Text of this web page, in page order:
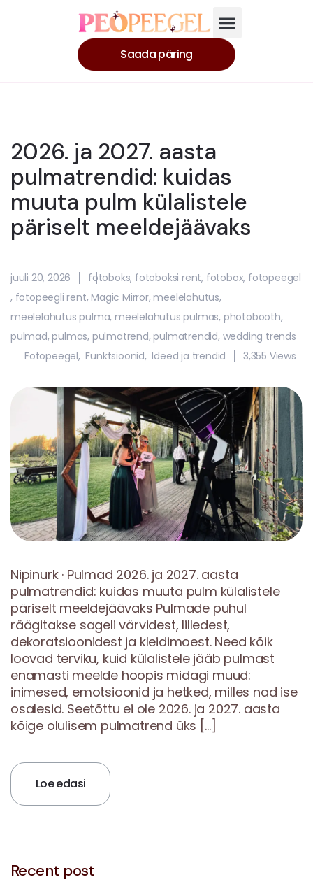
Saada päring
2026. ja 2027. aasta
pulmatrendid: kuidas
muuta pulm külalistele
päriselt meeldejäävaks​
juuli 20, 2026 fotoboks, fotoboksi rent, fotobox, fotopeegel
, fotopeegli rent,Magic Mirror,meelelahutus,
meelelahutus pulma,meelelahutus pulmas, photobooth,
pulmad,pulmas, pulmatrend,pulmatrendid, wedding trends
Fotopeegel,Funktsioonid,Ideed ja trendid 3,355 Views
Nipinurk · Pulmad 2026. ja 2027. aasta
pulmatrendid: kuidas muuta pulm külalistele
päriselt meeldejäävaks Pulmade puhul
räägitakse sageli värvidest, lilledest,
dekoratsioonidest ja kleidimoest. Need kõik
loovad terviku, kuid külalistele jääb pulmast
enamasti meelde hoopis midagi muud:
inimesed, emotsioonid ja hetked, milles nad ise
osalesid. Seetõttu ei ole 2026. ja 2027. aasta
kõige olulisem pulmatrend üks […]
Loe edasi
Recent post